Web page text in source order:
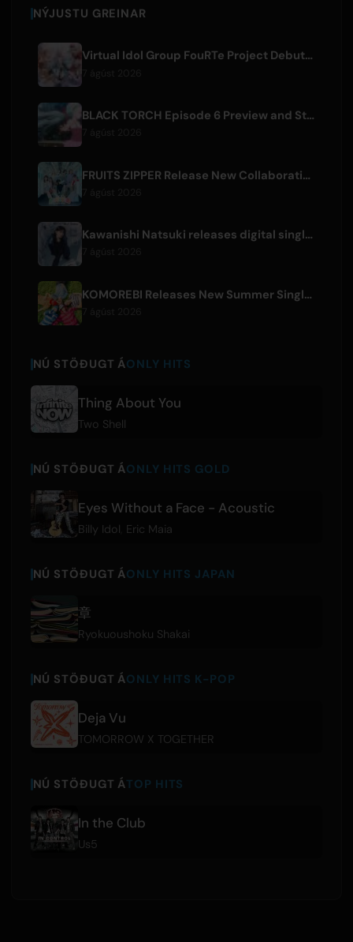
NÝJUSTU GREINAR
Virtual Idol Group FouRTe Project Debuts with 'ALL IN' Album Produced by m-flo's ☆Taku Takahashi
BLACK TORCH Episode 6 Preview and Streaming Details
FRUITS ZIPPER Release New Collaboration Song '1,2,3,FOOOOUR'
Kawanishi Natsuki releases digital single 'Sayonara wa Ichiban Kirei na Atashi de'
KOMOREBI Releases New Summer Single 'Letsu Natsu'
NÚ STÖÐUGT ÁONLY HITS
Thing About You
Two Shell
NÚ STÖÐUGT ÁONLY HITS GOLD
Eyes Without a Face - Acoustic
Billy Idol Eric Maia
NÚ STÖÐUGT ÁONLY HITS JAPAN
章
Ryokuoushoku Shakai
NÚ STÖÐUGT ÁONLY HITS K-POP
Deja Vu
TOMORROW X TOGETHER
NÚ STÖÐUGT ÁTOP HITS
In the Club
Us5